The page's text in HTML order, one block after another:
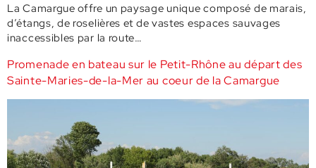
La Camargue offre un paysage unique composé de marais,
d’étangs, de roselières et de vastes espaces sauvages
inaccessibles par la route…
Promenade en bateau sur le Petit-Rhône au départ des
Sainte-Maries-de-la-Mer au coeur de la Camargue